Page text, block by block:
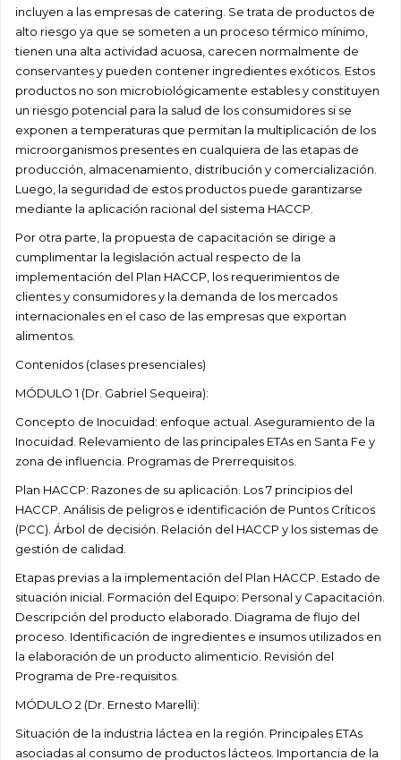
incluyen a las empresas de catering. Se trata de productos de
alto riesgo ya que se someten a un proceso térmico mínimo,
tienen una alta actividad acuosa, carecen normalmente de
conservantes y pueden contener ingredientes exóticos. Estos
productos no son microbiológicamente estables y constituyen
un riesgo potencial para la salud de los consumidores si se
exponen a temperaturas que permitan la multiplicación de los
microorganismos presentes en cualquiera de las etapas de
producción, almacenamiento, distribución y comercialización.
Luego, la seguridad de estos productos puede garantizarse
mediante la aplicación racional del sistema HACCP.
Por otra parte, la propuesta de capacitación se dirige a
cumplimentar la legislación actual respecto de la
implementación del Plan HACCP, los requerimientos de
clientes y consumidores y la demanda de los mercados
internacionales en el caso de las empresas que exportan
alimentos.
Contenidos (clases presenciales)
MÓDULO 1 (Dr. Gabriel Sequeira):
Concepto de Inocuidad: enfoque actual. Aseguramiento de la
Inocuidad. Relevamiento de las principales ETAs en Santa Fe y
zona de influencia. Programas de Prerrequisitos.
Plan HACCP: Razones de su aplicación. Los 7 principios del
HACCP. Análisis de peligros e identificación de Puntos Críticos
(PCC). Árbol de decisión. Relación del HACCP y los sistemas de
gestión de calidad.
Etapas previas a la implementación del Plan HACCP. Estado de
situación inicial. Formación del Equipo: Personal y Capacitación.
Descripción del producto elaborado. Diagrama de flujo del
proceso. Identificación de ingredientes e insumos utilizados en
la elaboración de un producto alimenticio. Revisión del
Programa de Pre-requisitos.
MÓDULO 2 (Dr. Ernesto Marelli):
Situación de la industria láctea en la región. Principales ETAs
asociadas al consumo de productos lácteos. Importancia de la